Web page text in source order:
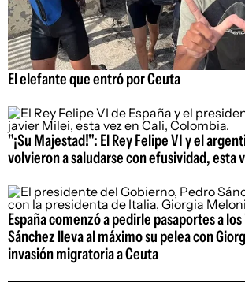
El elefante que entró por Ceuta
"¡Su Majestad!": El Rey Felipe VI y el
volvieron a saludarse con efusividad, esta
España comenzó a pedirle pasaportes a
Sánchez lleva al máximo su pelea con
invasión migratoria a Ceuta